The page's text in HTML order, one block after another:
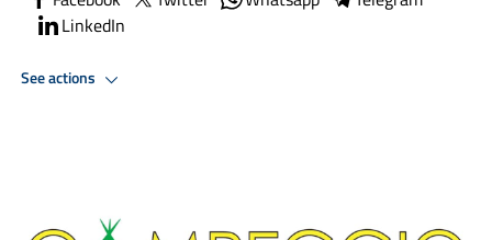
LinkedIn
See actions